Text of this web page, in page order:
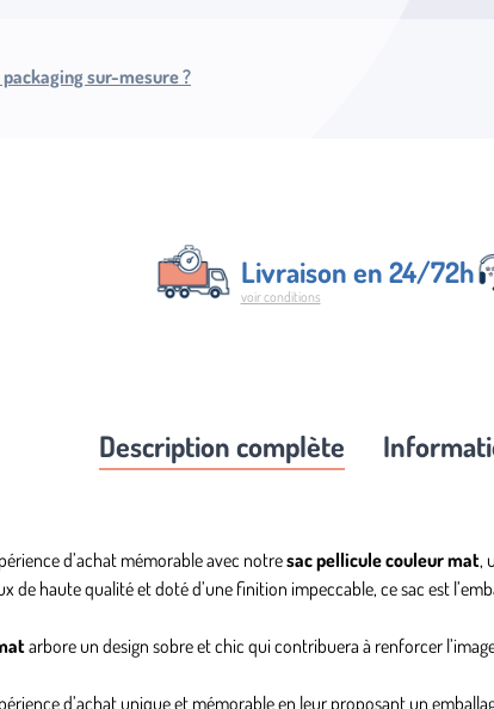
packaging sur-mesure ?
Livraison en 24/72h
voir conditions
Description complète
d’achat mémorable avec notresac pellicule couleur mat,
de haute qualité et doté d’une finition impeccable, ce sac est l’
arbore un design sobre et chic qui contribuera à renforcer
d’achat unique et mémorable en leur proposant un